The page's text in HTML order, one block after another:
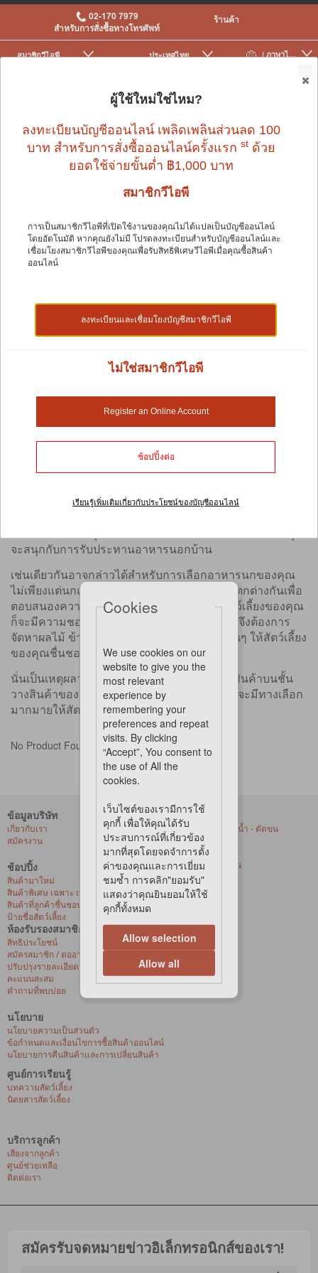
02-170 7979
สำหรับการสั่งซื้อทางโทรศัพท์
ร้านค้า
| ภาษาไทย
ประเทศไทย
สมาชิกวีไอพี
|
> อาหารนกและเครื่องให้อาหาร> ขนม > Biscuits
นก
อาหารนกและเครื่องให้อาหารนก
นกก็ไม่ต่างจากเรามากนัก อย่างน้อยก็ในเรื่องนิสัยการกินของ
พวกเขา
พวกเขามีอาหารโปรดเช่นกัน นั่นเป็นเหตุผลว่าทำไมการเลือก
เหมาะกับทุกคน" เนื่องจากคุณต้องคำนึงถึงสายพันธุ์ของนกที่
จะสนุกกับการรับประทานอาหารนอกบ้าน
เช่นเดียวกันอาจกล่าวได้สำหรับการเลือกอาหารนกของคุณ
ไม่เพียงแต่นกแต่ละสายพันธุ์ต้องการอาหารที่แตกต่างกันเพื่อ
ตอบสนองความต้องการทางโภชนาการ นกสัตว์เลี้ยงของคุณ
ก็จะมีความชอบที่แตกต่างกันออกไป ดังนั้น คุณจึงต้องการ
จัดหาผลไม้ ข้าวโพด ข้าวโอ๊ต และเมล็ดพันธุ์อื่นๆ ให้สัตว์เลี้ยง
ของคุณชื่นชอบเสมอ
นั่นเป็นเหตุผลว่าทำไม Pet Lovers Centre จึงมีสินค้าบนชั้น
วางสินค้าของเราไว้พร้อมตัวเลือกมากมาย คุณจะมีทางเลือก
มากมายให้สัตว์เลี้ยงของคุณ
No Product Found
ข้อมูลบริษัท
เกี่ยวกับเรา
สมัครงาน
ช้อปปิ้ง
สินค้ามาใหม่
สินค้าพิเศษ เฉพาะ เพ็ท เลิฟเวอร์ เซ็นเตอร์
สินค้าที่ลูกค้าชื่นชอบ
ป้ายชื่อสัตว์เลี้ยง
บริการของเรา
ศูนย์ให้บริการอาบน้ำ - ตัดขน
สัตว์เลี้ยงที่ร้านค้า
การจัดส่งด่วน
บริการจัดส่งถึงบ้าน
สุขภาพสัตว์เลี้ยง
ห้องรับรองสมาชิก
สิทธิประโยชน์
สมัครสมาชิก / ต่ออายุ / เปิดใช้งานบัตรวีไอพี
ปรับปรุงรายละเอียดส่วนบุคคล
คะแนนสะสม
คำถามที่พบบ่อย
นโยบาย
นโยบายความเป็นส่วนตัว
ข้อกำหนดและเงื่อนไขการซื้อสินค้าออนไลน์
นโยบายการคืนสินค้าและการเปลี่ยนสินค้า
ศูนย์การเรียนรู้
บทความสัตว์เลี้ยง
นิตยสารสัตว์เลี้ยง
บริการลูกค้า
เสียงจากลูกค้า
ศูนย์ช่วยเหลือ
ติดต่อเรา
สมัครรับจดหมายข่าวอิเล็กทรอนิกส์ของเรา!
Cookies
We use cookies on our
website to give you the
most relevant
experience by
remembering your
preferences and repeat
visits. By clicking
“Accept”, You consent to
the use of All the
cookies.
เว็บไซต์ของเรามีการใช้
คุกกี้ เพื่อให้คุณได้รับ
ประสบการณ์ที่เกี่ยวข้อง
มากที่สุดโดยจดจำการตั้ง
ค่าของคุณและการเยี่ยม
ชมซ้ำ การคลิก"ยอมรับ"
แสดงว่าคุณยินยอมให้ใช้
คุกกี้ทั้งหมด
Allow selection
Allow all
ผู้ใช้ใหม่ใช่ไหม?
ลงทะเบียนบัญชีออนไลน์ เพลิดเพลินส่วนลด 100
บาท สำหรับการสั่งซื้อออนไลน์ครั้งแรกst ด้วย
ยอดใช้จ่ายขั้นต่ำ ฿1,000 บาท
สมาชิกวีไอพี
การเป็นสมาชิกวีไอพีที่เปิดใช้งานของคุณไม่ได้แปลเป็นบัญชีออนไลน์
โดยอัตโนมัติ หากคุณยังไม่มี โปรดลงทะเบียนสำหรับบัญชีออนไลน์และ
เชื่อมโยงสมาชิกวีไอพีของคุณเพื่อรับสิทธิพิเศษวีไอพีเมื่อคุณซื้อสินค้า
ออนไลน์
ลงทะเบียนและเชื่อมโยงบัญชีสมาชิกวีไอพี
ไม่ใช่สมาชิกวีไอพี
Register an Online Account
ช้อปปิ้งต่อ
เรียนรู้เพิ่มเติมเกี่ยวกับประโยชน์ของบัญชีออนไลน์